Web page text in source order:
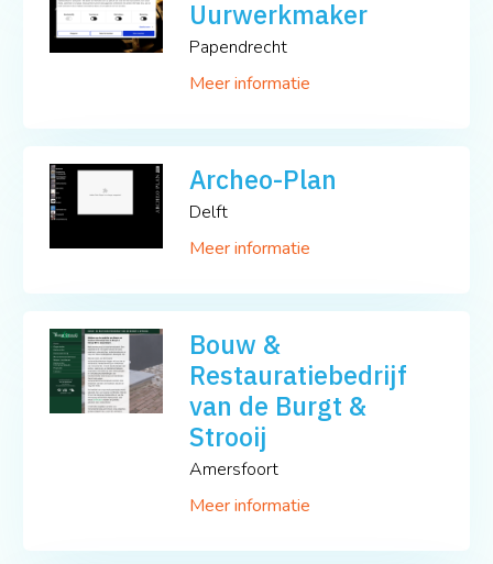
Uurwerkmaker
Papendrecht
Meer informatie
Archeo-Plan
Delft
Meer informatie
Bouw &
Restauratiebedrijf
van de Burgt &
Strooij
Amersfoort
Meer informatie